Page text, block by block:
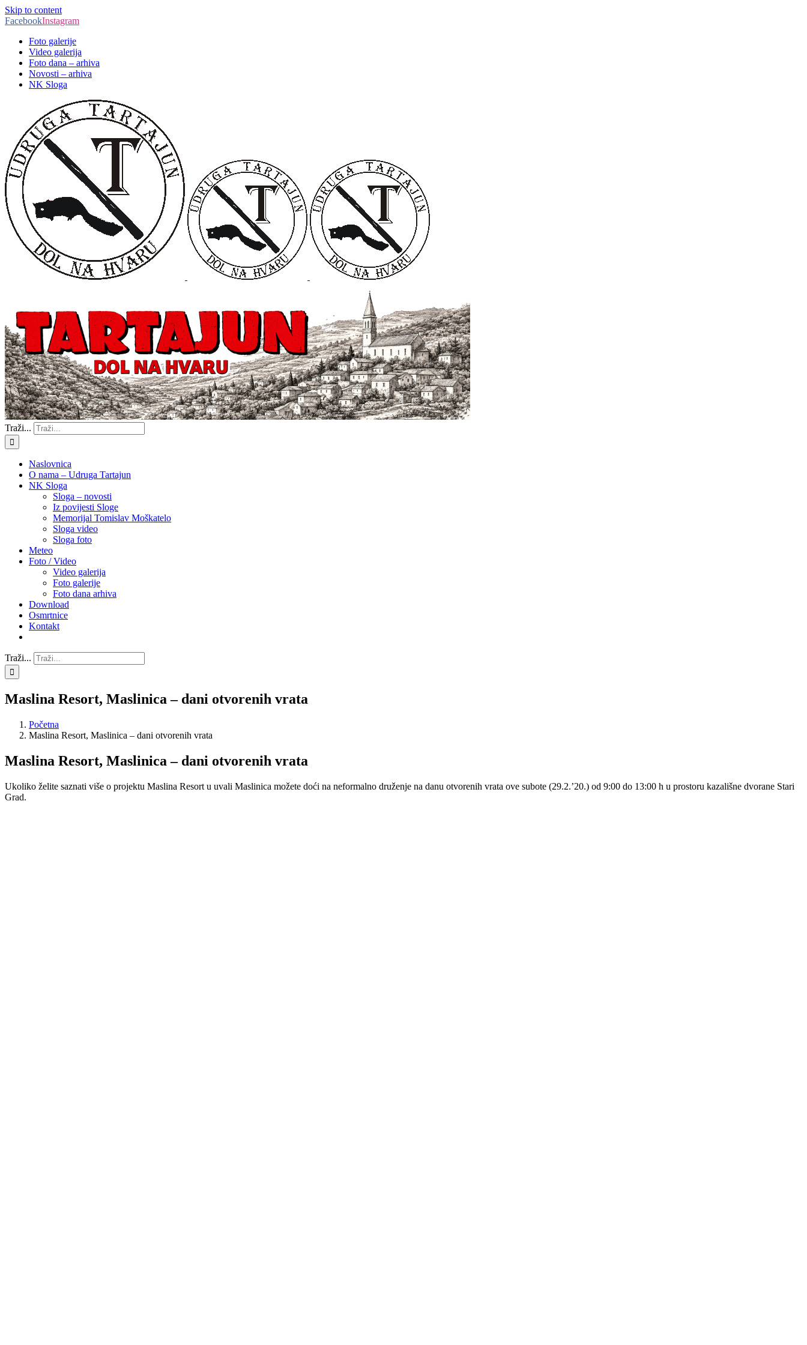
Skip to content
FacebookInstagram
Foto galerije
Video galerija
Foto dana – arhiva
Novosti – arhiva
NK Sloga
Traži...
Naslovnica
O nama – Udruga Tartajun
NK Sloga
Sloga – novosti
Iz povijesti Sloge
Memorijal Tomislav Moškatelo
Sloga video
Sloga foto
Meteo
Foto / Video
Video galerija
Foto galerije
Foto dana arhiva
Download
Osmrtnice
Kontakt
Traži...
Maslina Resort, Maslinica – dani otvorenih vrata
Početna
Maslina Resort, Maslinica – dani otvorenih vrata
Maslina Resort, Maslinica – dani otvorenih vrata
Ukoliko želite saznati više o projektu Maslina Resort u uvali Maslinica možete doći na neformalno druženje na danu otvorenih vrata ove subote (29.2.’20.) od 9:00 do 13:00 h u prostoru kazališne dvorane Stari
Grad.